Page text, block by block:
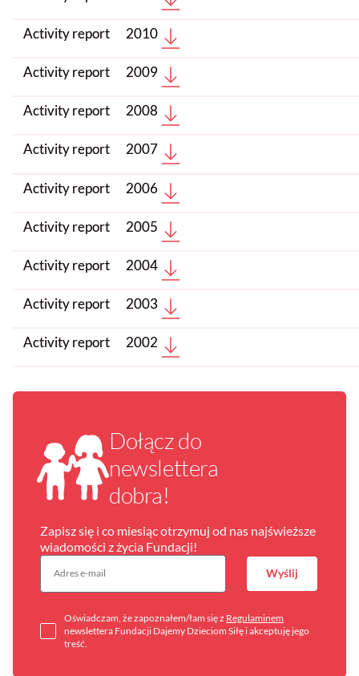
Activity report 2010
Activity report 2009
Activity report 2008
Activity report 2007
Activity report 2006
Activity report 2005
Activity report 2004
Activity report 2003
Activity report 2002
Dołącz do
newslettera
dobra!
Zapisz się i co miesiąc otrzymuj od nas najświeższe
wiadomości z życia Fundacji!
Oświadczam, że zapoznałem/łam się z Regulaminem
newslettera Fundacji Dajemy Dzieciom Siłę i akceptuję jego
treść.
Wyślij